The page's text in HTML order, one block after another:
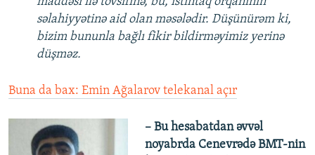
səlahiyyətinə aid olan məsələdir. Düşünürəm ki,
bizim bununla bağlı fikir bildirməyimiz yerinə
düşməz.
Buna da bax: Emin Ağalarov telekanal açır
– Bu hesabatdan əvvəl
noyabrda Cenevrədə BMT-nin